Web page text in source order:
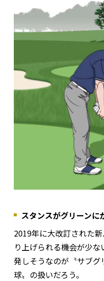
スタンスがグリーンに
2019年に大改訂された
り上げられる機会が少
発しそうなのが〝サブグ
球〟の扱いだろう。